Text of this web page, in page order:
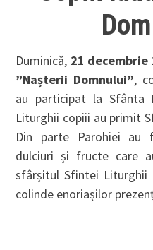
Duminică, 21 decembrie
”Nașterii Domnului”,
au participat la Sfânta
Liturghii copiii au primit
Din parte Parohiei au
dulciuri și fructe care
sfârșitul Sfintei Liturghii
colinde enoriașilor